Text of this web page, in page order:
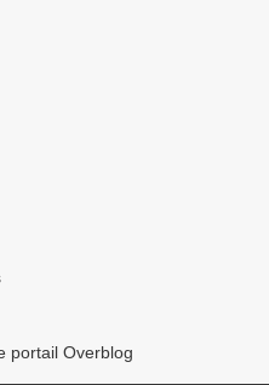
portail Overblog